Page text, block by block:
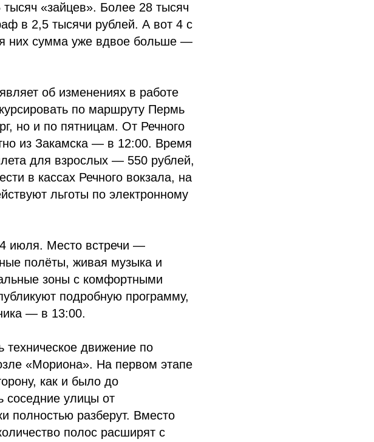
«зайцев». Более 28 тысяч
в 2,5 тысячи рублей. А вот 4 с
них сумма уже вдвое больше —
об изменениях в работе
по маршруту Пермь
но и по пятницам. От Речного
из Закамска — в 12:00. Время
для взрослых — 550 рублей,
в кассах Речного вокзала, на
льготы по электронному
июля. Место встречи —
полёты, живая музыка и
зоны с комфортными
подробную программу,
— в 13:00.
техническое движение по
«Мориона». На первом этапе
как и было до
соседние улицы от
полностью разберут. Вместо
полос расширят с